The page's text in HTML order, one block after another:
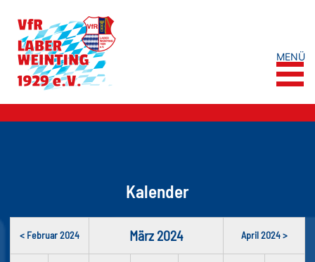
MENÜ
Kalender
< Februar 2024 März 2024 April 2024 >